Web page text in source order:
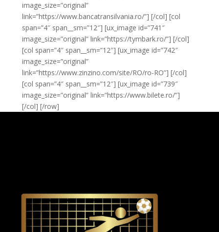
image_size=”original”
link=”https://www.bancatransilvania.ro/”] [/col] [col
span=”4″ span__sm=”12″] [ux_image id=”741″
image_size=”original” link=”https://tymbark.ro/”] [/col]
[col span=”4″ span__sm=”12″] [ux_image id=”742″
image_size=”original”
link=”https://www.zinzino.com/site/RO/ro-RO”] [/col]
[col span=”4″ span__sm=”12″] [ux_image id=”739″
image_size=”original” link=”https://www.bilete.ro/”]
[/col] [/row]